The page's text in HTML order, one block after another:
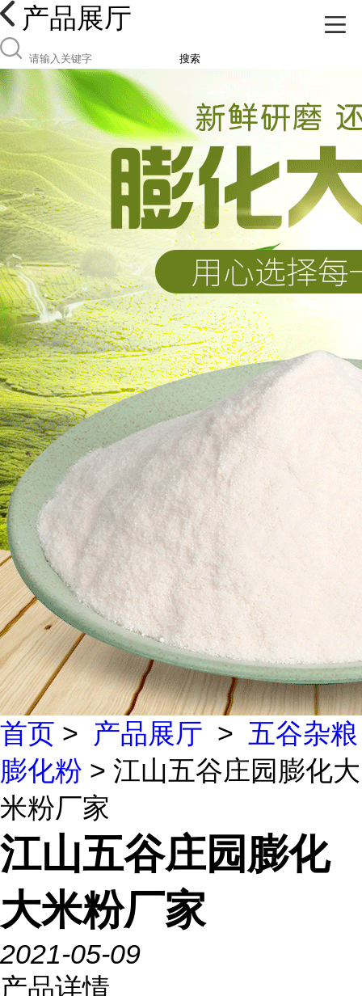
产品展厅
搜索
首页 > 产品展厅 > 五谷杂粮
膨化粉 > 江山五谷庄园膨化大
米粉厂家
江山五谷庄园膨化
大米粉厂家
2021-05-09
产品详情